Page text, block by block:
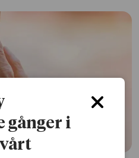
gånger i